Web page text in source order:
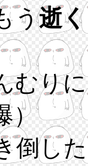
う逝
むり
）
倒し